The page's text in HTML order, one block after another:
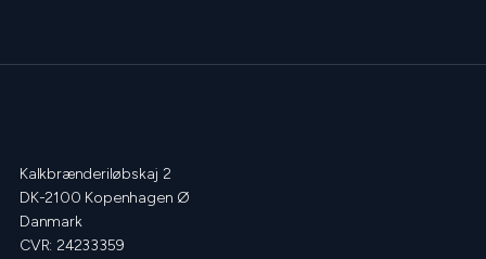
Kalkbrænderiløbskaj 2
DK-2100 Kopenhagen Ø
Danmark
CVR: 24233359